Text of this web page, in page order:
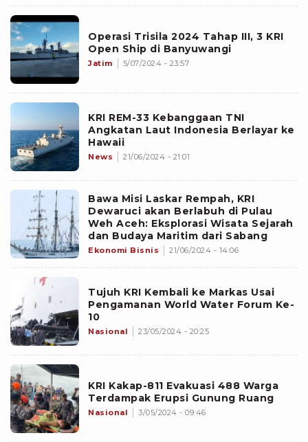
Operasi Trisila 2024 Tahap III, 3 KRI
Open Ship di Banyuwangi
Jatim 5/07/2024 - 23:57
KRI REM-33 Kebanggaan TNI
Angkatan Laut Indonesia Berlayar ke
Hawaii
News 21/06/2024 - 21:01
Bawa Misi Laskar Rempah, KRI
Dewaruci akan Berlabuh di Pulau
Weh Aceh: Eksplorasi Wisata Sejarah
dan Budaya Maritim dari Sabang
Ekonomi Bisnis 21/06/2024 - 14:06
Tujuh KRI Kembali ke Markas Usai
Pengamanan World Water Forum Ke-
10
Nasional 23/05/2024 - 20:25
KRI Kakap-811 Evakuasi 488 Warga
Terdampak Erupsi Gunung Ruang
Nasional 3/05/2024 - 09:46